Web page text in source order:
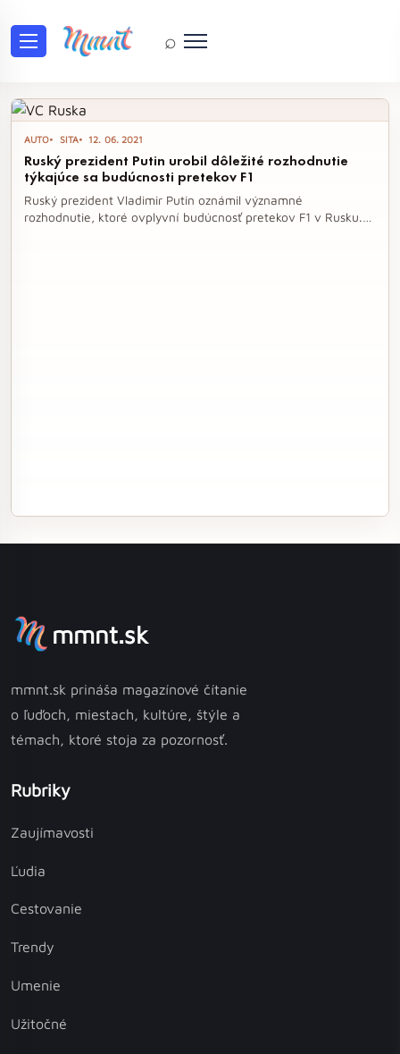
⌕
Tag: Putin
AUTO SITA 12. 06. 2021
Ruský prezident Putin urobil dôležité rozhodnutie
týkajúce sa budúcnosti pretekov F1
Ruský prezident Vladimir Putin oznámil významné
rozhodnutie, ktoré ovplyvní budúcnosť pretekov F1 v Rusku.
mmnt.sk
mmnt.sk prináša magazínové čítanie
o ľuďoch, miestach, kultúre, štýle a
témach, ktoré stoja za pozornosť.
Rubriky
Zaujímavosti
Ľudia
Cestovanie
Trendy
Umenie
Užitočné